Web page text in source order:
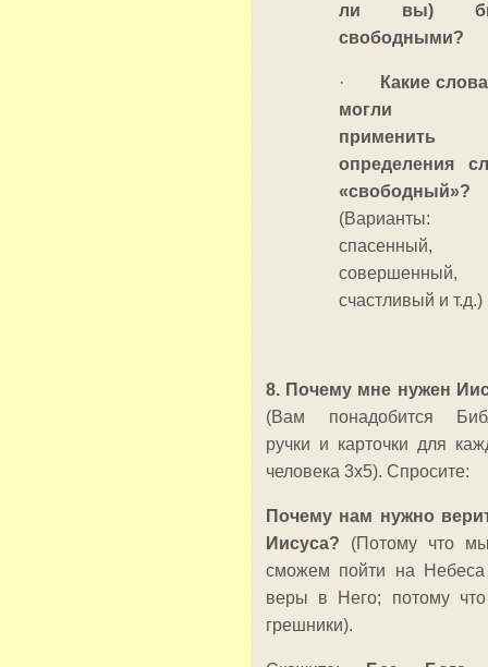
ли вы)
свободными?
·
Какие
могли
применить
определения
«свободный»?
(Варианты:
спасенный,
совершенный,
счастливый и т.д.)
8. Почему мне нужен
(Вам понадобится
ручки и карточки для
человека 3х5). Спросите:
Почему нам нужно
Иисуса? (Потому что
сможем пойти на Небеса
веры в Него; потому
грешники).